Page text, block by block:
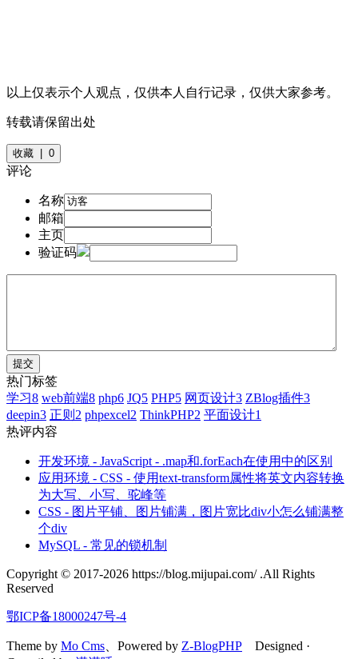
以上仅表示个人观点，仅供本人自行记录，仅供大家参考。
转载请保留出处
收藏 | 0
评论
名称
邮箱
主页
验证码
热门标签
学习8 web前端8 php6 JQ5 PHP5 网页设计3 ZBlog插件3
deepin3 正则 2 phpexcel2 ThinkPHP2 平面设计1
热评内容
开发环境 - JavaScript - .map和.forEach在使用中的区别
应用环境 - CSS - 使用text-transform属性将英文内容转换
为大写、小写、驼峰等
CSS - 图片平铺、图片铺满，图片宽比div小怎么铺满整
个div
MySQL - 常见的锁机制
Copyright © 2017-2026 https://blog.mijupai.com/ .All Rights
Reserved
鄂ICP备18000247号-4
Theme by Mo Cms 、Powered by Z-BlogPHP Designed ·